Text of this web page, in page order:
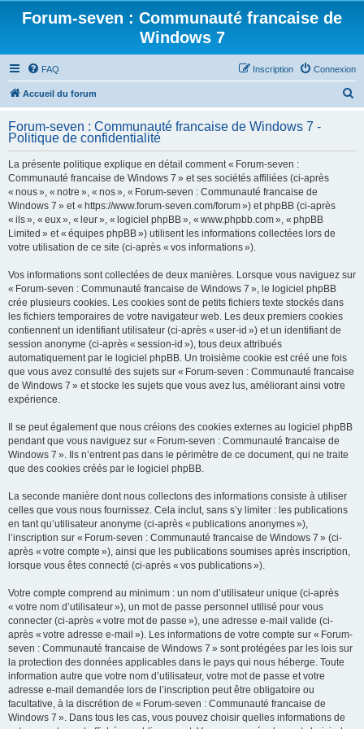
Forum-seven : Communauté francaise de
Windows 7
FAQ Connexion
Inscription
Accueil du forum
h
Forum-seven : Communauté francaise de Windows 7 -
Politique de confidentialité
La présente politique explique en détail comment « Forum-seven :
Communauté francaise de Windows 7 » et ses sociétés affiliées (ci-après
« nous », « notre », « nos », « Forum-seven : Communauté francaise de
Windows 7 » et « https://www.forum-seven.com/forum ») et phpBB (ci-après
« ils », « eux », « leur », « logiciel phpBB », « www.phpbb.com », « phpBB
Limited » et « équipes phpBB ») utilisent les informations collectées lors de
votre utilisation de ce site (ci-après « vos informations »).
Vos informations sont collectées de deux manières. Lorsque vous naviguez sur
« Forum-seven : Communauté francaise de Windows 7 », le logiciel phpBB
crée plusieurs cookies. Les cookies sont de petits fichiers texte stockés dans
les fichiers temporaires de votre navigateur web. Les deux premiers cookies
contiennent un identifiant utilisateur (ci-après « user-id ») et un identifiant de
session anonyme (ci-après « session-id »), tous deux attribués
automatiquement par le logiciel phpBB. Un troisième cookie est créé une fois
que vous avez consulté des sujets sur « Forum-seven : Communauté francaise
de Windows 7 » et stocke les sujets que vous avez lus, améliorant ainsi votre
expérience.
Il se peut également que nous créions des cookies externes au logiciel phpBB
pendant que vous naviguez sur « Forum-seven : Communauté francaise de
Windows 7 ». Ils n’entrent pas dans le périmètre de ce document, qui ne traite
que des cookies créés par le logiciel phpBB.
La seconde manière dont nous collectons des informations consiste à utiliser
celles que vous nous fournissez. Cela inclut, sans s’y limiter : les publications
en tant qu’utilisateur anonyme (ci-après « publications anonymes »),
l’inscription sur « Forum-seven : Communauté francaise de Windows 7 » (ci-
après « votre compte »), ainsi que les publications soumises après inscription,
lorsque vous êtes connecté (ci-après « vos publications »).
Votre compte comprend au minimum : un nom d’utilisateur unique (ci-après
« votre nom d’utilisateur »), un mot de passe personnel utilisé pour vous
connecter (ci-après « votre mot de passe »), une adresse e-mail valide (ci-
après « votre adresse e-mail »). Les informations de votre compte sur « Forum-
seven : Communauté francaise de Windows 7 » sont protégées par les lois sur
la protection des données applicables dans le pays qui nous héberge. Toute
information autre que votre nom d’utilisateur, votre mot de passe et votre
adresse e-mail demandée lors de l’inscription peut être obligatoire ou
facultative, à la discrétion de « Forum-seven : Communauté francaise de
Windows 7 ». Dans tous les cas, vous pouvez choisir quelles informations de